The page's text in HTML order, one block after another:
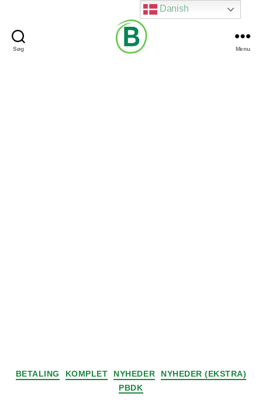
Søg Menu
Kategorier
BETALING KOMPLET NYHEDER
NYHEDER (EKSTRA)
PBDK
Danish